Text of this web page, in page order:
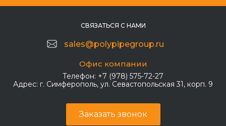
СВЯЗАТЬСЯ С НАМИ
sales@polypipegroup.ru
Офис компании
Телефон: +7 (978) 575-72-27
Адрес: г. Симферополь, ул. Севастопольская 31, корп. 9
Заказать звонок